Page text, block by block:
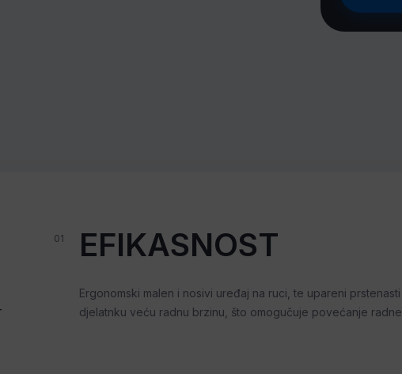
01 EFIKASNOST
Ergonomski malen i nosivi uređaj na ruci, te upareni
djelatnku veću radnu brzinu, što omogučuje povećanje